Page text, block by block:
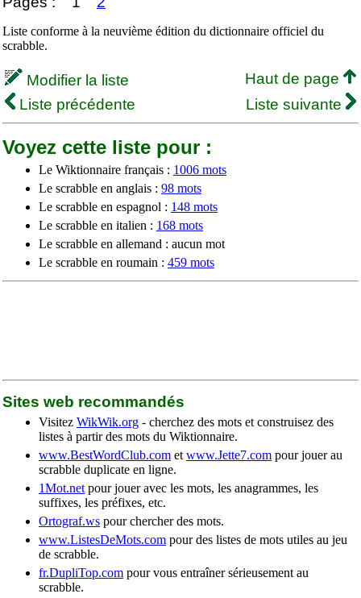
Liste conforme à la neuvième édition du dictionnaire officiel du
scrabble.
Modifier la liste
Haut de page
Liste précédente
Liste suivante
Voyez cette liste pour :
Le Wiktionnaire français : 1006 mots
Le scrabble en anglais : 98 mots
Le scrabble en espagnol : 148 mots
Le scrabble en italien : 168 mots
Le scrabble en allemand : aucun mot
Le scrabble en roumain : 459 mots
Sites web recommandés
Visitez WikWik.org - cherchez des mots et construisez des
listes à partir des mots du Wiktionnaire.
www.BestWordClub.com et www.Jette7.com pour jouer au
scrabble duplicate en ligne.
1Mot.net pour jouer avec les mots, les anagrammes, les
suffixes, les préfixes, etc.
Ortograf.ws pour chercher des mots.
www.ListesDeMots.com pour des listes de mots utiles au jeu
de scrabble.
fr.DupliTop.com pour vous entraîner sérieusement au
scrabble.